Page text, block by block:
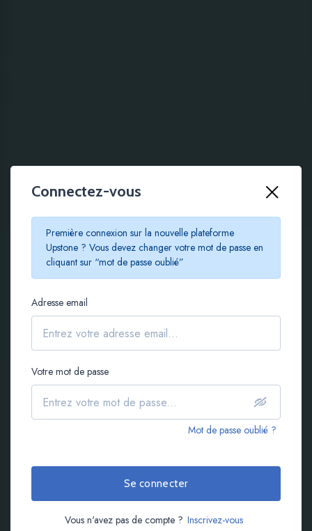
Connectez-vous
Première connexion sur la nouvelle plateforme
Upstone ? Vous devez changer votre mot de passe en
cliquant sur “mot de passe oublié”
Adresse email
Mot de passe oublié ?
Votre mot de passe
Se connecter
Vous n'avez pas de compte ? Inscrivez-vous
100 % EN LIGNE
Le crowdfunding
immobilier à partir de
100 €
S'inscrire gratuitement